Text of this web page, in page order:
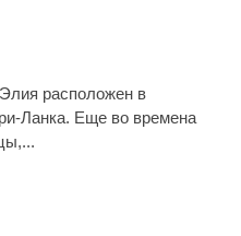
расположен в
Ланка. Еще во времена